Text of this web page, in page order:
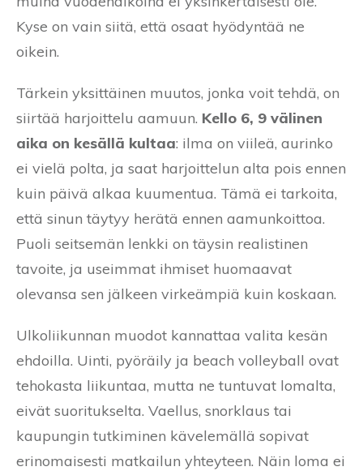
Kyse on vain siitä, että osaat hyödyntää ne
oikein.
Tärkein yksittäinen muutos, jonka voit tehdä, on
siirtää harjoittelu aamuun. Kello 6, 9 välinen
aika on kesällä kultaa: ilma on viileä, aurinko
ei vielä polta, ja saat harjoittelun alta pois ennen
kuin päivä alkaa kuumentua. Tämä ei tarkoita,
että sinun täytyy herätä ennen aamunkoittoa.
Puoli seitsemän lenkki on täysin realistinen
tavoite, ja useimmat ihmiset huomaavat
olevansa sen jälkeen virkeämpiä kuin koskaan.
Ulkoliikunnan muodot kannattaa valita kesän
ehdoilla. Uinti, pyöräily ja beach volleyball ovat
tehokasta liikuntaa, mutta ne tuntuvat lomalta,
eivät suoritukselta. Vaellus, snorklaus tai
kaupungin tutkiminen kävelemällä sopivat
erinomaisesti matkailun yhteyteen. Näin loma ei